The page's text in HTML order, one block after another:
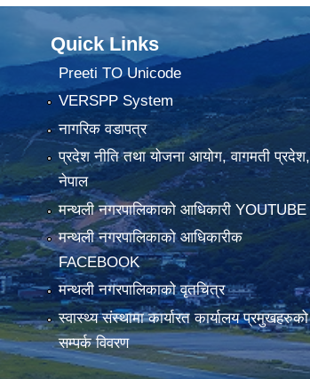
Quick Links
Preeti TO Unicode
VERSPP System
नागरिक वडापत्र
प्रदेश नीति तथा योजना आयोग, वागमती प्रदेश,
नेपाल
मन्थली नगरपालिकाको आधिकारी YOUTUBE
मन्थली नगरपालिकाको आधिकारीक
FACEBOOK
मन्थली नगरपालिकाको वृतचित्र
स्वास्थ्य संस्थामा कार्यारत कार्यालय प्रमुखहरुको
सम्पर्क विवरण